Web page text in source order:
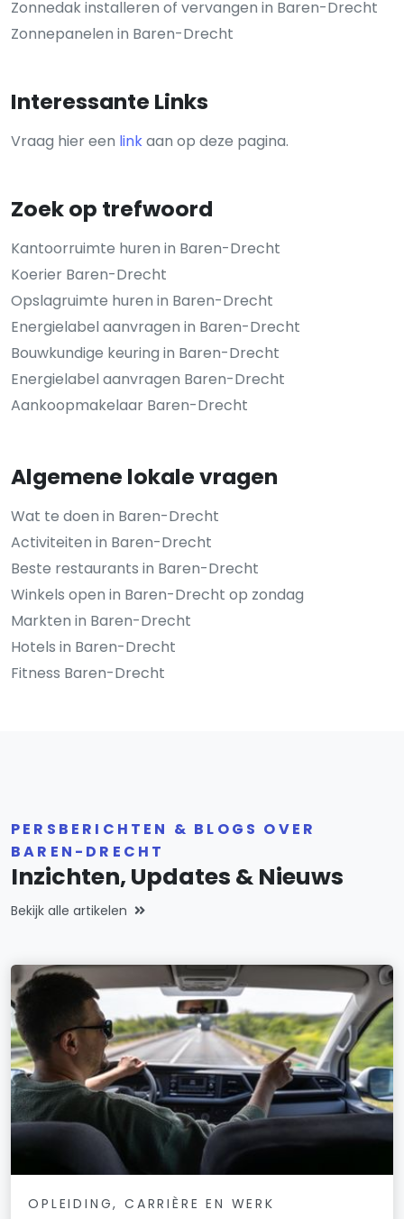
Zonnedak installeren of vervangen in Baren-Drecht
Zonnepanelen in Baren-Drecht
Interessante Links
Vraag hier een linkaan op deze pagina.
Zoek op trefwoord
Kantoorruimte huren in Baren-Drecht
Koerier Baren-Drecht
Opslagruimte huren in Baren-Drecht
Energielabel aanvragen in Baren-Drecht
Bouwkundige keuring in Baren-Drecht
Energielabel aanvragen Baren-Drecht
Aankoopmakelaar Baren-Drecht
Algemene lokale vragen
Wat te doen in Baren-Drecht
Activiteiten in Baren-Drecht
Beste restaurants in Baren-Drecht
Winkels open in Baren-Drecht op zondag
Markten in Baren-Drecht
Hotels in Baren-Drecht
Fitness Baren-Drecht
PERSBERICHTEN & BLOGS OVER
BAREN-DRECHT
Inzichten, Updates & Nieuws
Bekijk alle artikelen
OPLEIDING, CARRIÈRE EN WERK